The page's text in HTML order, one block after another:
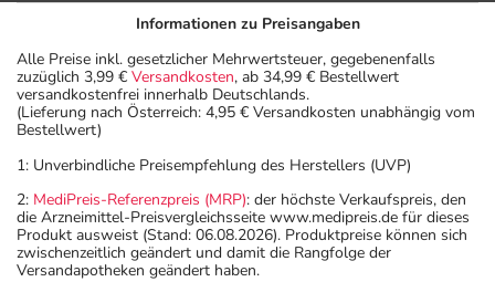
Informationen zu Preisangaben
Alle Preise inkl. gesetzlicher Mehrwertsteuer, gegebenenfalls
zuzüglich 3,99 € Versandkosten, ab 34,99 € Bestellwert
versandkostenfrei innerhalb Deutschlands.
(Lieferung nach Österreich: 4,95 € Versandkosten unabhängig vom
Bestellwert)
1: Unverbindliche Preisempfehlung des Herstellers (UVP)
2: MediPreis-Referenzpreis (MRP): der höchste Verkaufspreis, den
die Arzneimittel-Preisvergleichsseite www.medipreis.de für dieses
Produkt ausweist (Stand: 06.08.2026). Produktpreise können sich
zwischenzeitlich geändert und damit die Rangfolge der
Versandapotheken geändert haben.